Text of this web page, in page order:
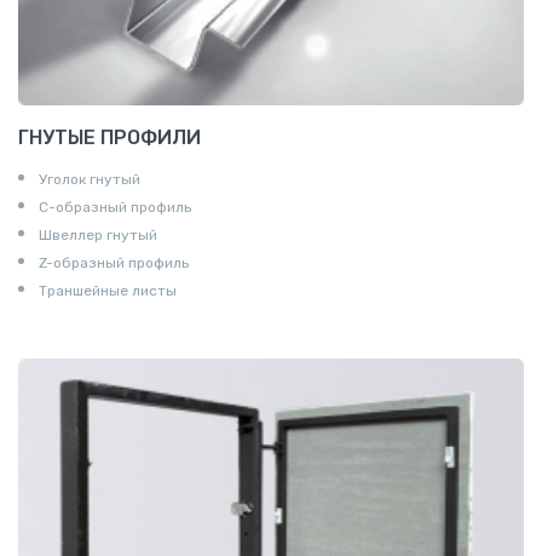
ГНУТЫЕ ПРОФИЛИ
Уголок гнутый
С-образный профиль
Швеллер гнутый
Z-образный профиль
Траншейные листы